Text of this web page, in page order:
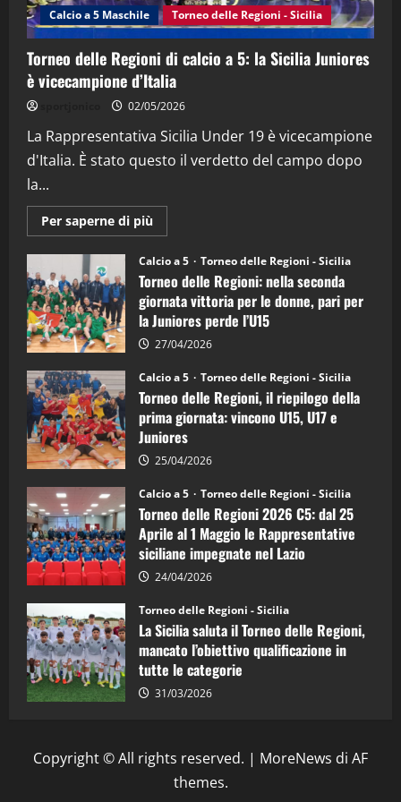
4 15/04/2026
"SportEmpire" in Podcast
“SportEmpire” in Podcast: 26^ Puntata
08/04/2026
Calcio a 5 Maschile Torneo delle Regioni - Sicilia
Torneo delle Regioni di calcio a 5: la Sicilia Juniores
è vicecampione d’Italia
02/05/2026
La Rappresentativa Sicilia Under 19 è vicecampione
d'Italia. È stato questo il verdetto del campo dopo
la...
Per saperne di più
informazioni
Torneo
delle
Regioni
di
calcio
a
5:
la
Juniores
è
vicecampione
d’Italia
Calcio a 5 Torneo delle Regioni - Sicilia
Torneo delle Regioni: nella seconda
giornata vittoria per le donne, pari per
la Juniores perde l’U15
27/04/2026
Calcio a 5 Torneo delle Regioni - Sicilia
Torneo delle Regioni, il riepilogo della
prima giornata: vincono U15, U17 e
Juniores
25/04/2026
Calcio a 5 Torneo delle Regioni - Sicilia
Torneo delle Regioni 2026 C5: dal 25
Aprile al 1 Maggio le Rappresentative
siciliane impegnate nel Lazio
24/04/2026
Torneo delle Regioni - Sicilia
La Sicilia saluta il Torneo delle Regioni,
mancato l’obiettivo qualificazione in
tutte le categorie
31/03/2026
Copyright © All rights reserved. | MoreNews di AF
themes.